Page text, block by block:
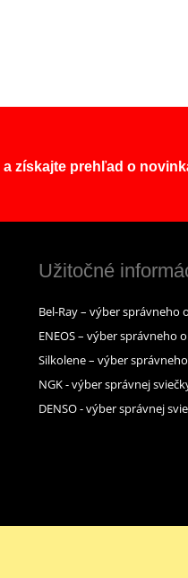
získajte prehľad o
Užitočné
Bel-Ray – výber správneho
ENEOS – výber správneho
Silkolene – výber
NGK - výber správnej
DENSO - výber správnej